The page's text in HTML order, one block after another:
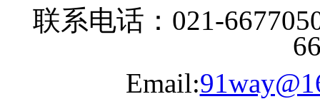
联系电话：021-
Email: